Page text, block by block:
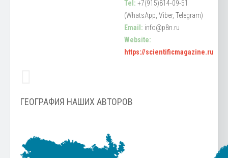
Tel: +7(915)814-09-51
(WhatsApp, Viber, Telegram)
Email: info@p8n.ru
Website:
https://scientificmagazine.ru
ГЕОГРАФИЯ НАШИХ АВТОРОВ